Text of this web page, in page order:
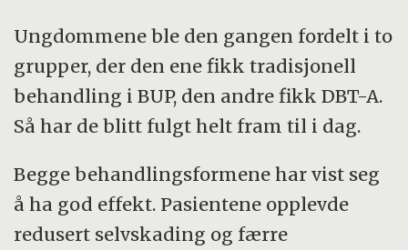
Ungdommene ble den gangen fordelt i to
grupper, der den ene fikk tradisjonell
behandling i BUP, den andre fikk DBT-A.
Så har de blitt fulgt helt fram til i dag.
Begge behandlingsformene har vist seg
å ha god effekt. Pasientene opplevde
redusert selvskading og færre